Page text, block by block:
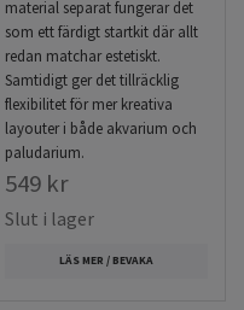
material separat fungerar det
som ett färdigt startkit där allt
redan matchar estetiskt.
Samtidigt ger det tillräcklig
flexibilitet för mer kreativa
layouter i både akvarium och
paludarium.
549 kr
Slut i lager
LÄS MER / BEVAKA